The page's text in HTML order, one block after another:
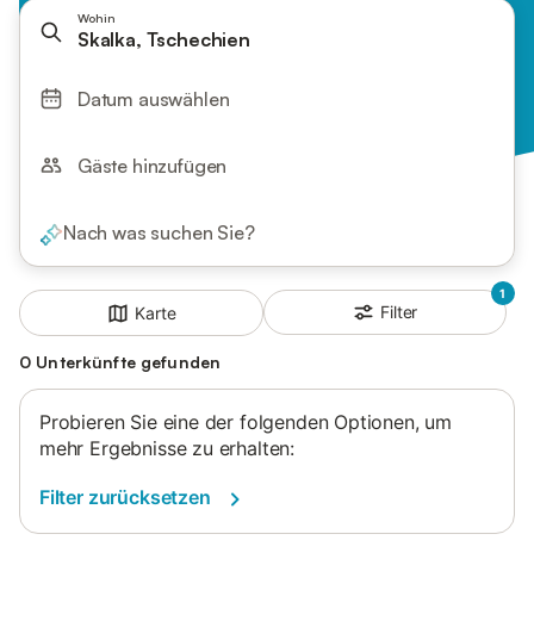
Wohin
Skalka, Tschechien
Datum auswählen
Gäste hinzufügen
Nach was suchen Sie?
Karte
1
Filter
0 Unterkünfte gefunden
Probieren Sie eine der folgenden Optionen, um
mehr Ergebnisse zu erhalten:
Filter zurücksetzen